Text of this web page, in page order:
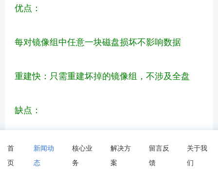
首
页
新闻动
态
核心业
务
解决方
案
留言反
馈
关于我
们
优点：
每对镜像组中任意一块磁盘损坏不影响数据
重建快：只需重建坏掉的镜像组，不涉及全盘
缺点：
•存储效率低：只能利用一半容量（50%）